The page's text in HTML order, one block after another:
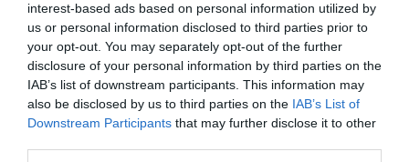
interest-based ads based on personal information utilized by
us or personal information disclosed to third parties prior to
your opt-out. You may separately opt-out of the further
disclosure of your personal information by third parties on the
IAB’s list of downstream participants. This information may
also be disclosed by us to third parties on the IAB’s List of
Downstream Participants that may further disclose it to other
Eslovaquia no admite el gaymonio...
bendecido en otros miembros de la Unión
Europea
Eulogio López
Seamos más responsables: no siempre el
banco tiene la culpa